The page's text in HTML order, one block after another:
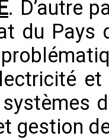
. D’autre
du Pays
gestion